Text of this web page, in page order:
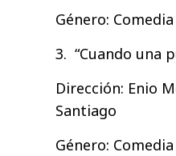
Género:
3. “Cuando una
Dirección: Enio
Santiago
Género: Comedia